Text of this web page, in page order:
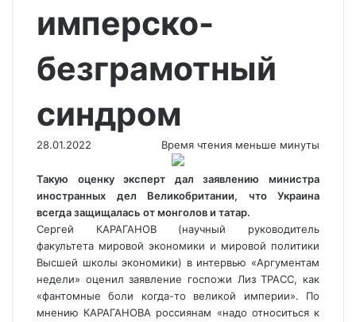
имперско-
безграмотный
синдром
28.01.2022 Время чтения меньше минуты
Такую оценку эксперт дал заявлению министра
иностранных дел Великобритании, что Украина
всегда защищалась от монголов и татар.
Сергей КАРАГАНОВ (научный руководитель
факультета мировой экономики и мировой политики
Высшей школы экономики) в интервью «Аргументам
недели» оценил заявление госпожи Лиз ТРАСС, как
«фантомные боли когда-то великой империи». По
мнению КАРАГАНОВА россиянам «надо относиться к